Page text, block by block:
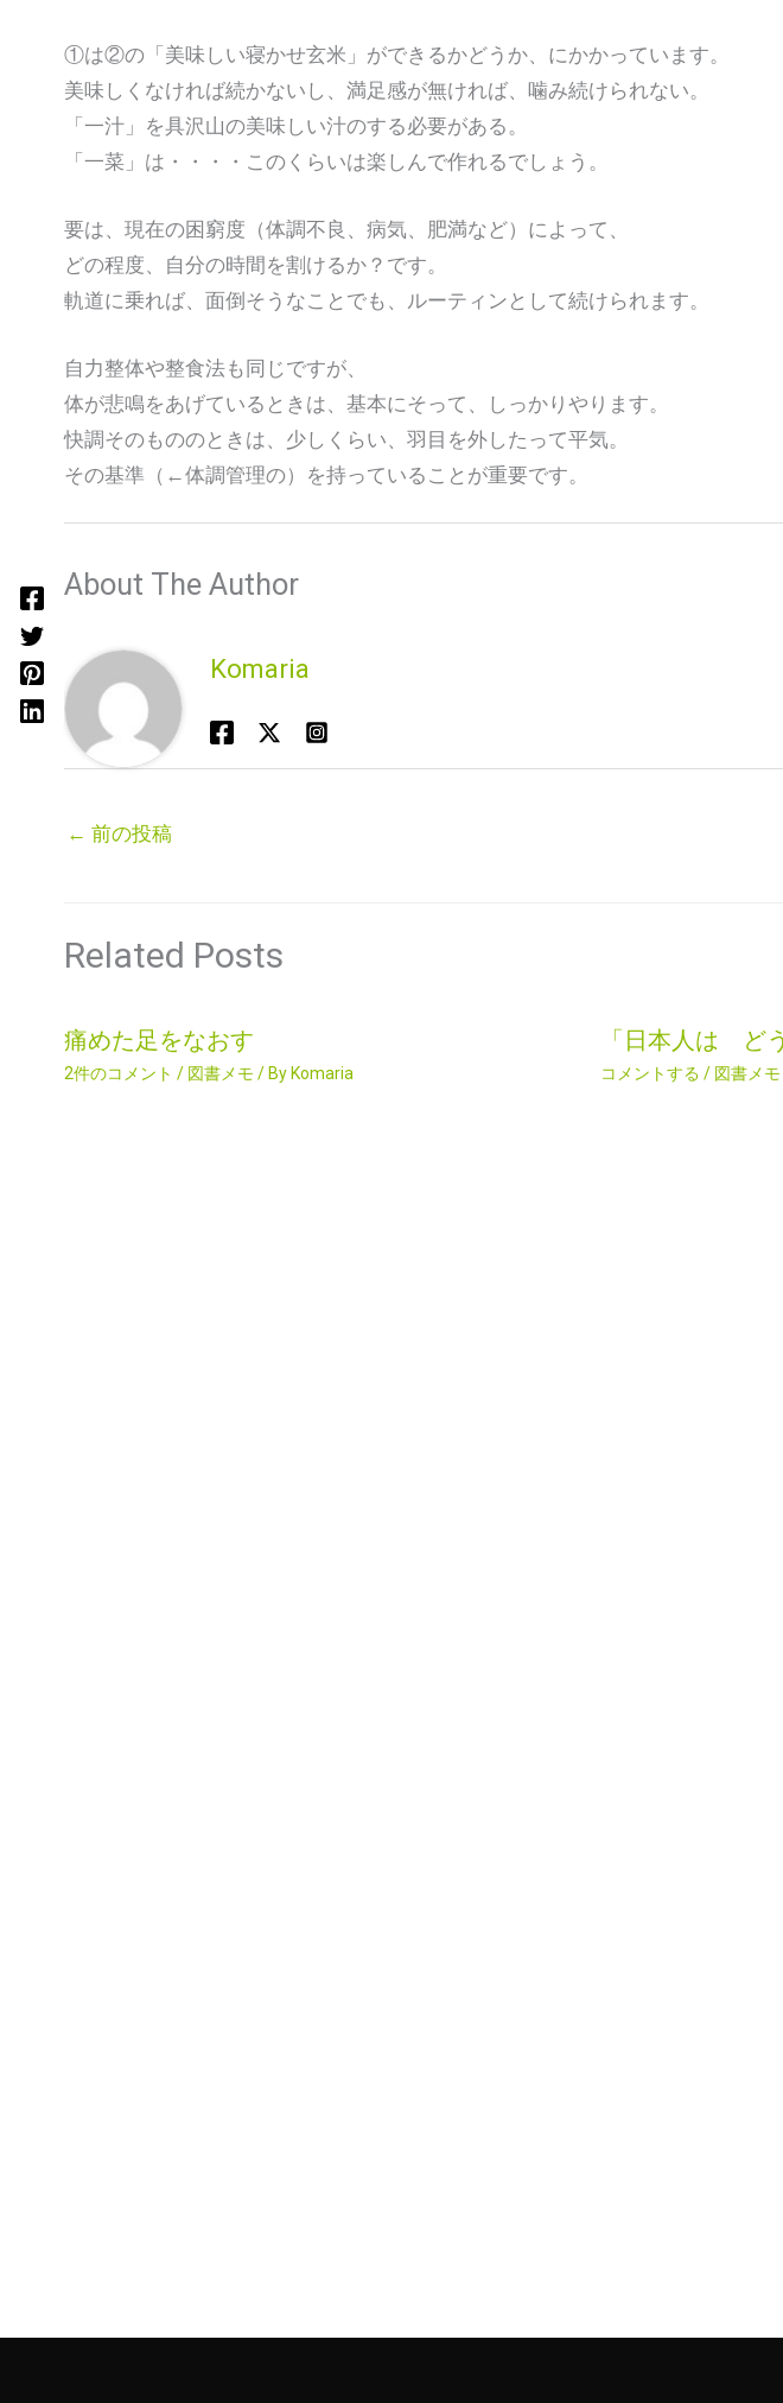
①は②の「美味しい寝かせ玄米」ができるかどうか、にかかっています。
美味しくなければ続かないし、満足感が無ければ、噛み続けられない。
「一汁」を具沢山の美味しい汁のする必要がある。
「一菜」は・・・・このくらいは楽しんで作れるでしょう。
要は、現在の困窮度（体調不良、病気、肥満など）によって、
どの程度、自分の時間を割けるか？です。
軌道に乗れば、面倒そうなことでも、ルーティンとして続けられます。
自力整体や整食法も同じですが、
体が悲鳴をあげているときは、基本にそって、しっかりやります。
快調そのもののときは、少しくらい、羽目を外したって平気。
その基準（←体調管理の）を持っていることが重要です。
About The Author
Komaria
← 前の投稿
Related Posts
痛めた足をなおす
2件のコメント / 図書メモ / By Komaria
「日本人は ど
コメントする / 図書メモ